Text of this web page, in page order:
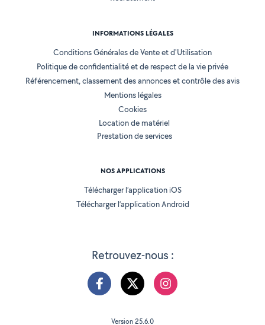
Retrouvez-nous :
INFORMATIONS LÉGALES
Conditions Générales de Vente et d'Utilisation
Politique de confidentialité et de respect de la vie privée
Référencement, classement des annonces et contrôle des avis
Mentions légales
Cookies
Location de matériel
Prestation de services
NOS APPLICATIONS
Télécharger l’application iOS
Télécharger l’application Android
Version 25.6.0